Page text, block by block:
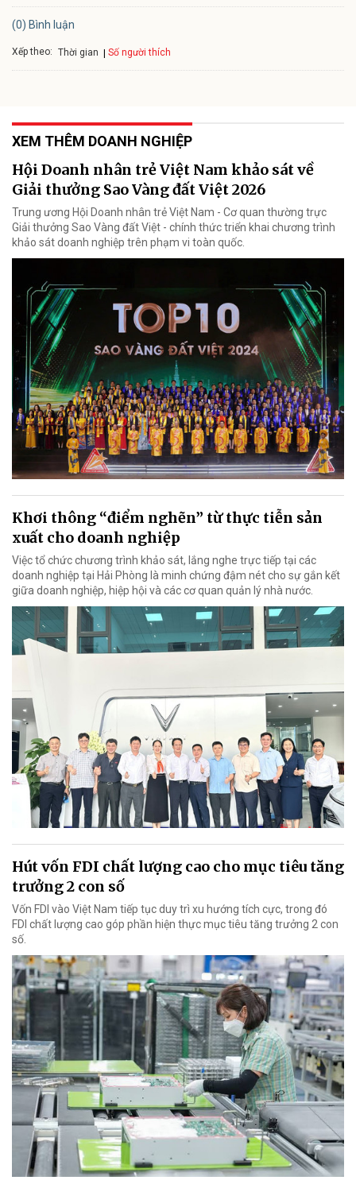
(0) Bình luận
Xếp theo: Thời gian Số người thích
XEM THÊM DOANH NGHIỆP
Hội Doanh nhân trẻ Việt Nam khảo sát về
Giải thưởng Sao Vàng đất Việt 2026
Trung ương Hội Doanh nhân trẻ Việt Nam - Cơ quan thường trực
Giải thưởng Sao Vàng đất Việt - chính thức triển khai chương trình
khảo sát doanh nghiệp trên phạm vi toàn quốc.
Khơi thông “điểm nghẽn” từ thực tiễn sản
xuất cho doanh nghiệp
Việc tổ chức chương trình khảo sát, lắng nghe trực tiếp tại các
doanh nghiệp tại Hải Phòng là minh chứng đậm nét cho sự gắn kết
giữa doanh nghiệp, hiệp hội và các cơ quan quản lý nhà nước.
Hút vốn FDI chất lượng cao cho mục tiêu tăng
trưởng 2 con số
Vốn FDI vào Việt Nam tiếp tục duy trì xu hướng tích cực, trong đó
FDI chất lượng cao góp phần hiện thực mục tiêu tăng trưởng 2 con
số.